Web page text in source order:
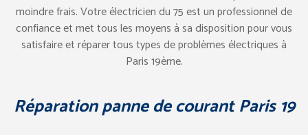
moindre frais. Votre électricien du 75 est un professionnel de
confiance et met tous les moyens à sa disposition pour vous
satisfaire et réparer tous types de problèmes électriques à
Paris 19ème.
Réparation panne de courant Paris 19